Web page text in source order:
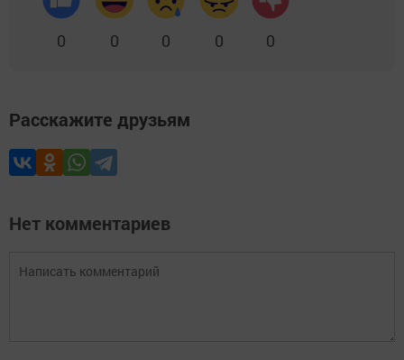
0 0 0 0 0
Расскажите друзьям
Нет комментариев